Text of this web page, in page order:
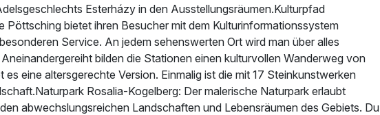
Esterházy in den Ausstellungsräumen.Kulturpfad
Pöttsching bietet ihren Besucher mit dem Kulturinformationssystem
Service. An jedem sehenswerten Ort wird man über alles
bilden die Stationen einen kulturvollen Wanderweg von
es eine altersgerechte Version. Einmalig ist die mit 17 Steinkunstwerken
Rosalia-Kogelberg: Der malerische Naturpark erlaubt
abwechslungsreichen Landschaften und Lebensräumen des Gebiets. Du